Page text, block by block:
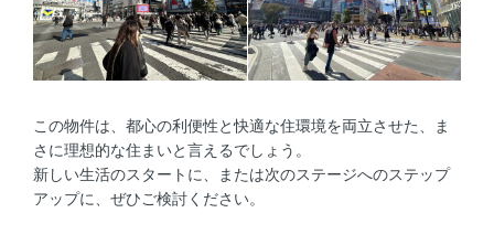
この物件は、都心の利便性と快適な住環境を両立させた、ま
さに理想的な住まいと言えるでしょう。
新しい生活のスタートに、または次のステージへのステップ
アップに、ぜひご検討ください。